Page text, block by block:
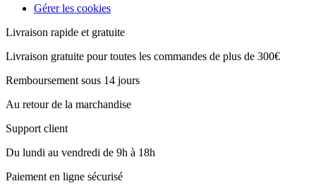
Gérer les cookies
Livraison rapide et gratuite
Livraison gratuite pour toutes les commandes de plus de 300€
Remboursement sous 14 jours
Au retour de la marchandise
Support client
Du lundi au vendredi de 9h à 18h
Paiement en ligne sécurisé